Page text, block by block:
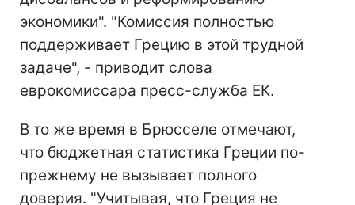
экономики". "Комиссия полностью
поддерживает Грецию в этой трудной
задаче", - приводит слова
еврокомиссара пресс-служба ЕК.
В то же время в Брюсселе отмечают,
что бюджетная статистика Греции по-
прежнему не вызывает полного
доверия. "Учитывая, что Греция не